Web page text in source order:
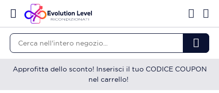
Approfitta dello sconto! Inserisci il tuo CODICE COUPON
nel carrello!